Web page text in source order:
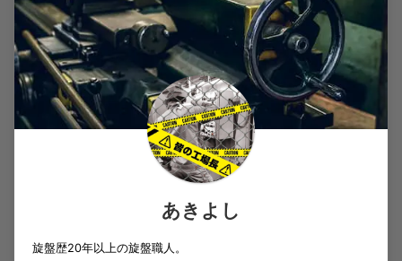
あきよし
旋盤歴20年以上の旋盤職人。